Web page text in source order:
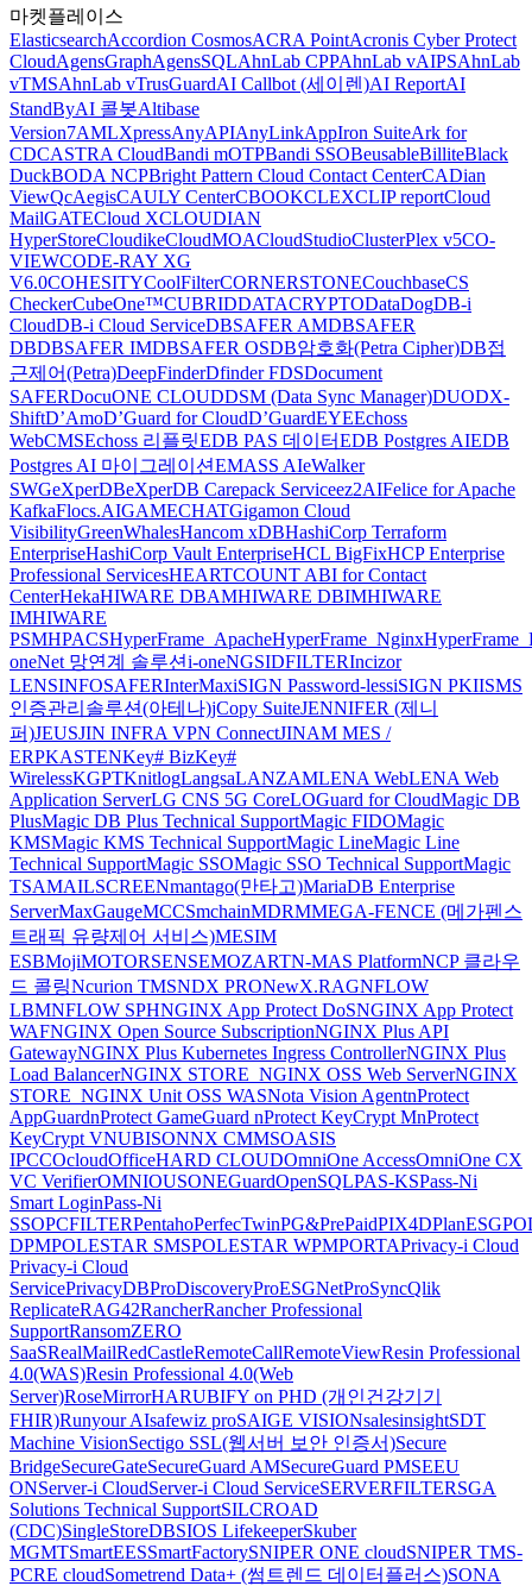
마켓플레이스
ElasticsearchAccordion CosmosACRA PointAcronis Cyber Protect
CloudAgensGraphAgensSQLAhnLab CPPAhnLab vAIPSAhnLab
vTMSAhnLab vTrusGuardAI Callbot (세이렌)AI ReportAI
StandByAI 콜봇Altibase
Version7AMLXpressAnyAPIAnyLinkAppIron SuiteArk for
CDCASTRA CloudBandi mOTPBandi SSOBeusableBilliteBlack
DuckBODA NCPBright Pattern Cloud Contact CenterCADian
ViewQcAegisCAULY CenterCBOOKCLEXCLIP reportCloud
MailGATECloud XCLOUDIAN
HyperStoreCloudikeCloudMOACloudStudioClusterPlex v5CO-
VIEWCODE-RAY XG
V6.0COHESITYCoolFilterCORNERSTONECouchbaseCS
CheckerCubeOne™CUBRIDDATACRYPTODataDogDB-i
CloudDB-i Cloud ServiceDBSAFER AMDBSAFER
DBDBSAFER IMDBSAFER OSDB암호화(Petra Cipher)DB접
근제어(Petra)DeepFinderDfinder FDSDocument
SAFERDocuONE CLOUDDSM (Data Sync Manager)DUODX-
ShiftD’AmoD’Guard for CloudD’GuardEYEEchoss
WebCMSEchoss 리플릿EDB PAS 데이터EDB Postgres AIEDB
Postgres AI 마이그레이션EMASS AIeWalker
SWGeXperDBeXperDB Carepack Serviceez2AIFelice for Apache
KafkaFlocs.AIGAMECHATGigamon Cloud
VisibilityGreenWhalesHancom xDBHashiCorp Terraform
EnterpriseHashiCorp Vault EnterpriseHCL BigFixHCP Enterprise
Professional ServicesHEARTCOUNT ABI for Contact
CenterHekaHIWARE DBAMHIWARE DBIMHIWARE
IMHIWARE
PSMHPACSHyperFrame_ApacheHyperFrame_Nginx
oneNet 망연계 솔루션i-oneNGSIDFILTERIncizor
LENSINFOSAFERInterMaxiSIGN Password-lessiSIGN PKIISMS
인증관리솔루션(아테나)jCopy SuiteJENNIFER (제니
퍼)JEUSJIN INFRA VPN ConnectJINAM MES /
ERPKASTENKey# BizKey#
WirelessKGPTKnitlogLangsaLANZAMLENA WebLENA Web
Application ServerLG CNS 5G CoreLOGuard for CloudMagic DB
PlusMagic DB Plus Technical SupportMagic FIDOMagic
KMSMagic KMS Technical SupportMagic LineMagic Line
Technical SupportMagic SSOMagic SSO Technical SupportMagic
TSAMAILSCREENmantago(만타고)MariaDB Enterprise
ServerMaxGaugeMCCSmchainMDRMMEGA-FENCE (메가펜스
트래픽 유량제어 서비스)MESIM
ESBMojiMOTORSENSEMOZARTN-MAS PlatformNCP 클라우
드 콜링Ncurion TMSNDX PRONewX.RAGNFLOW
LBMNFLOW SPHNGINX App Protect DoSNGINX App Protect
WAFNGINX Open Source SubscriptionNGINX Plus API
GatewayNGINX Plus Kubernetes Ingress ControllerNGINX Plus
Load BalancerNGINX STORE_NGINX OSS Web ServerNGINX
STORE_NGINX Unit OSS WASNota Vision AgentnProtect
AppGuardnProtect GameGuard nProtect KeyCrypt MnProtect
KeyCrypt VNUBISONNX CMMSOASIS
IPCCOcloudOfficeHARD CLOUDOmniOne AccessOmniOne CX
VC VerifierOMNIOUSONEGuardOpenSQLPAS-KSPass-Ni
Smart LoginPass-Ni
SSOPCFILTERPentahoPerfecTwinPG&PrePaidPIX4DPlanESG
DPMPOLESTAR SMSPOLESTAR WPMPORTAPrivacy-i Cloud
Privacy-i Cloud
ServicePrivacyDBProDiscoveryProESGNetProSyncQlik
ReplicateRAG42RancherRancher Professional
SupportRansomZERO
SaaSRealMailRedCastleRemoteCallRemoteViewResin Professional
4.0(WAS)Resin Professional 4.0(Web
Server)RoseMirrorHARUBIFY on PHD (개인건강기기
FHIR)Runyour AIsafewiz proSAIGE VISIONsalesinsightSDT
Machine VisionSectigo SSL(웹서버 보안 인증서)Secure
BridgeSecureGateSecureGuard AMSecureGuard PMSEEU
ONServer-i CloudServer-i Cloud ServiceSERVERFILTERSGA
Solutions Technical SupportSILCROAD
(CDC)SingleStoreDBSIOS LifekeeperSkuber
MGMTSmartEESSmartFactorySNIPER ONE cloudSNIPER TMS-
PCRE cloudSometrend Data+ (썸트렌드 데이터플러스)SONA